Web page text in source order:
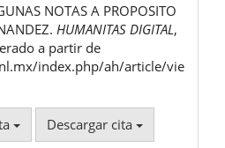
NOTAS A PROPOSITO
HUMANITAS DIGITAL,
a partir de
index.php/ah/article/vie
Descargar cita